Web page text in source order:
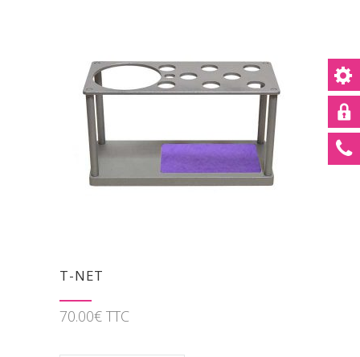
T-NET
70.00€ TTC